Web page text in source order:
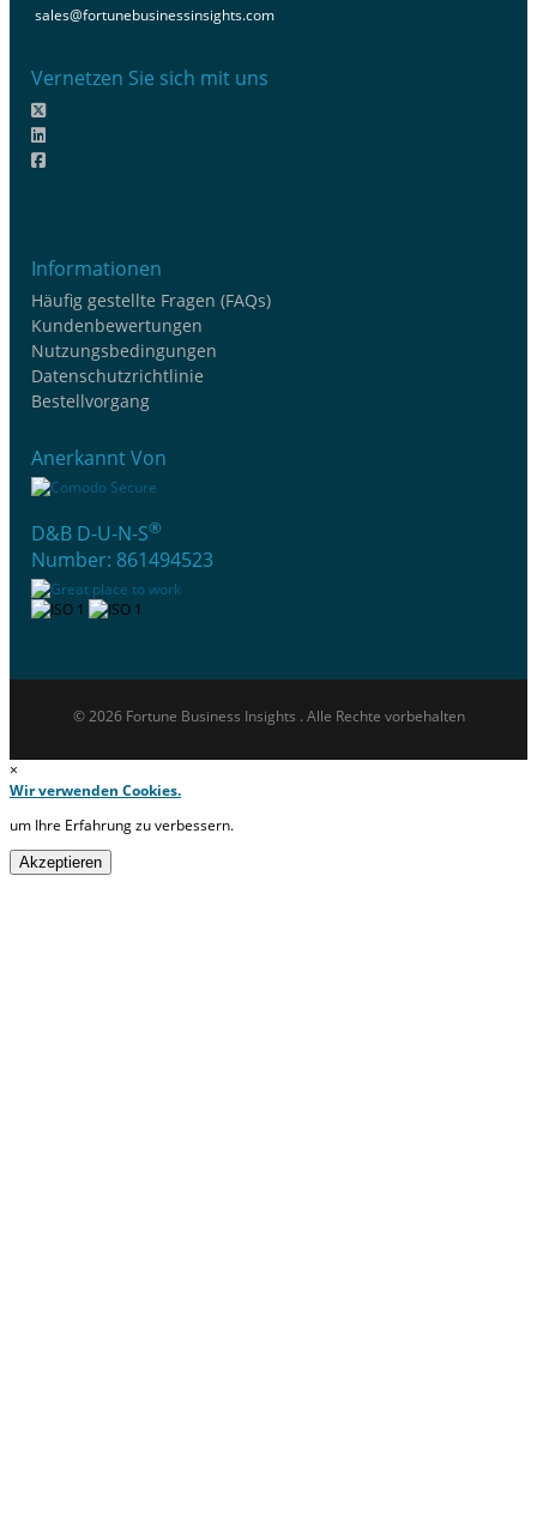
sales@fortunebusinessinsights.com
Vernetzen Sie sich mit uns
Informationen
Häufig gestellte Fragen (FAQs)
Kundenbewertungen
Nutzungsbedingungen
Datenschutzrichtlinie
Bestellvorgang
Anerkannt Von
D&B D-U-N-S®
Number: 861494523
© 2026 Fortune Business Insights . Alle Rechte vorbehalten
×
Wir verwenden Cookies.
um Ihre Erfahrung zu verbessern.
Akzeptieren